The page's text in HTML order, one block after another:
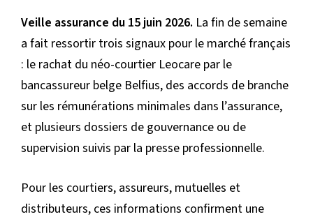
Veille assurance du 15 juin 2026. La fin de semaine
a fait ressortir trois signaux pour le marché français
: le rachat du néo-courtier Leocare par le
bancassureur belge Belfius, des accords de branche
sur les rémunérations minimales dans l’assurance,
et plusieurs dossiers de gouvernance ou de
supervision suivis par la presse professionnelle.
Pour les courtiers, assureurs, mutuelles et
distributeurs, ces informations confirment une